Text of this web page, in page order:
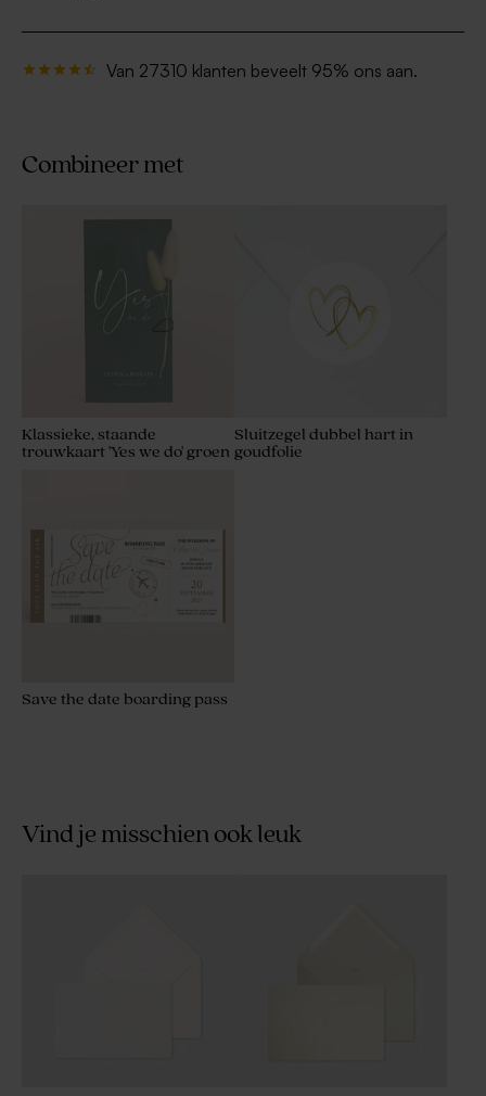
Van 27310 klanten beveelt 95% ons aan.
Combineer met
Klassieke, staande
trouwkaart 'Yes we do' groen
Sluitzegel dubbel hart in
goudfolie
Save the date boarding pass
Vind je misschien ook leuk